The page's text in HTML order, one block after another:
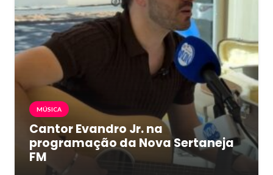
MÚSICA
Cantor Evandro Jr. na
programação da Nova Sertaneja
FM